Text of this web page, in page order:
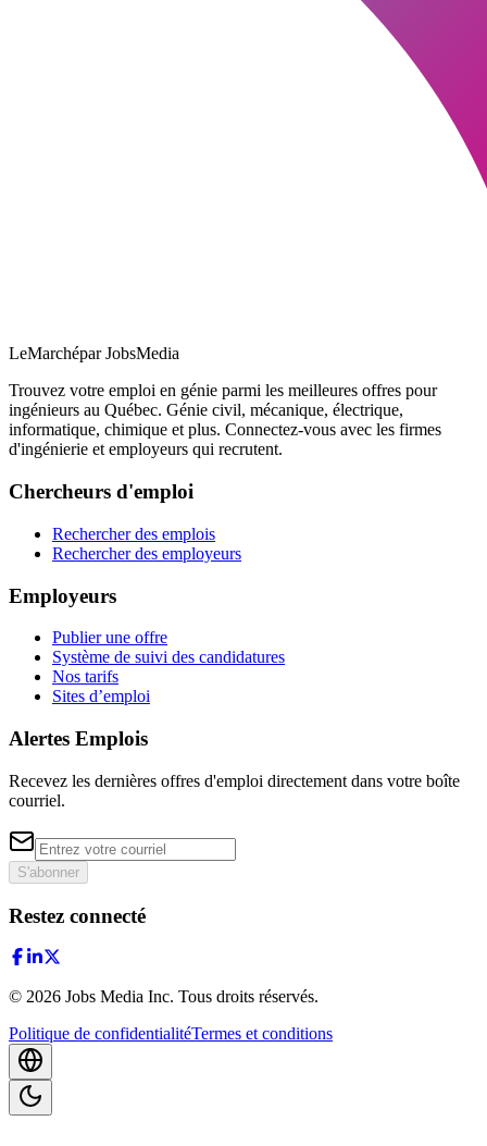
LeMarchépar JobsMedia
Trouvez votre emploi en génie parmi les meilleures offres pour
ingénieurs au Québec. Génie civil, mécanique, électrique,
informatique, chimique et plus. Connectez-vous avec les firmes
d'ingénierie et employeurs qui recrutent.
Chercheurs d'emploi
Rechercher des emplois
Rechercher des employeurs
Employeurs
Publier une offre
Système de suivi des candidatures
Nos tarifs
Sites d’emploi
Alertes Emplois
Recevez les dernières offres d'emploi directement dans votre boîte
courriel.
S'abonner
Restez connecté
© 2026 Jobs Media Inc. Tous droits réservés.
Politique de confidentialitéTermes et conditions